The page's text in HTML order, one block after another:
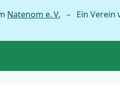
Natenom e. V. – Ein Verein